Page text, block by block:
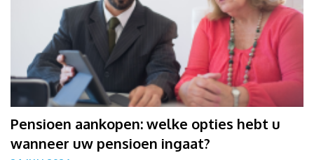
Pensioen aankopen: welke opties hebt u
wanneer uw pensioen ingaat?